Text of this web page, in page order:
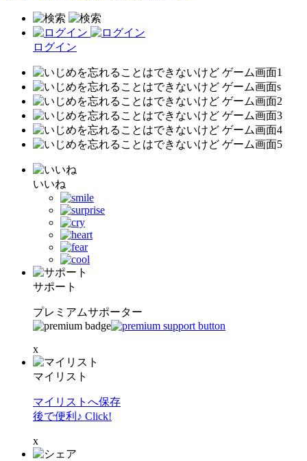
ログイン
いいね
サポート
プレミアムサポーター
x
マイリスト
マイリストへ保存
後で便利♪ Click!
x